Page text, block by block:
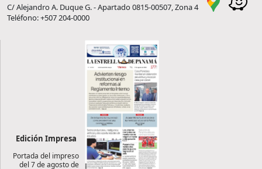
C/ Alejandro A. Duque G. - Apartado 0815-00507, Zona 4
Teléfono: +507 204-0000
Edición Impresa
Portada del impreso
del 7 de agosto de